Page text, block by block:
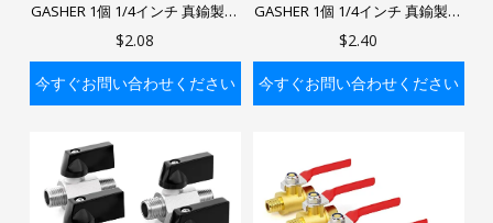
バッグに入れる
GASHER 1個 1/4インチ 真鍮製ミ
ニボールバルブ 遮断スイッチ、
$2.08
今すぐお問い合わせください
GASHER 1個 1/4インチ 真鍮製ミ
ニボールバルブ 遮断スイッチ、
$2.40
今すぐお問い合わせください